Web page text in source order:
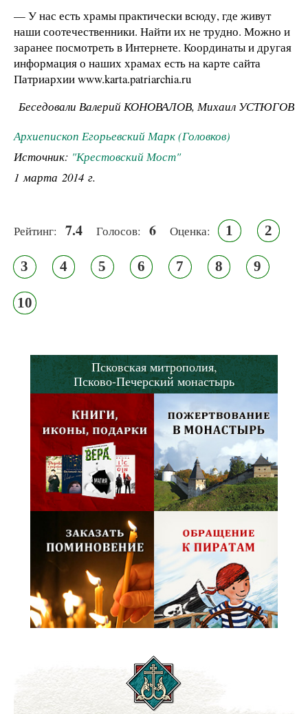
— У нас есть храмы практически всюду, где живут
наши соотечественники. Найти их не трудно. Можно и
заранее посмотреть в Интернете. Координаты и другая
информация о наших храмах есть на карте сайта
Патриархии www.karta.patriarchia.ru
Беседовали Валерий КОНОВАЛОВ, Михаил УСТЮГОВ
Архиепископ Егорьевский Марк (Головков)
Источник: "Крестовский Мост"
1 марта 2014 г.
Рейтинг: 7.4 Голосов: 6 Оценка: 1 2
3 4 5 6 7 8 9
10
Псковская митрополия,
Псково-Печерский монастырь